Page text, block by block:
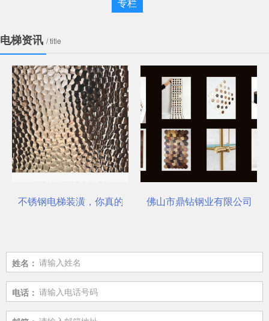
电梯资讯 / title
不锈钢电梯装潢，你真的选对了吗？佛山市鼎钻钢业有限公司，
姓名：
电话：